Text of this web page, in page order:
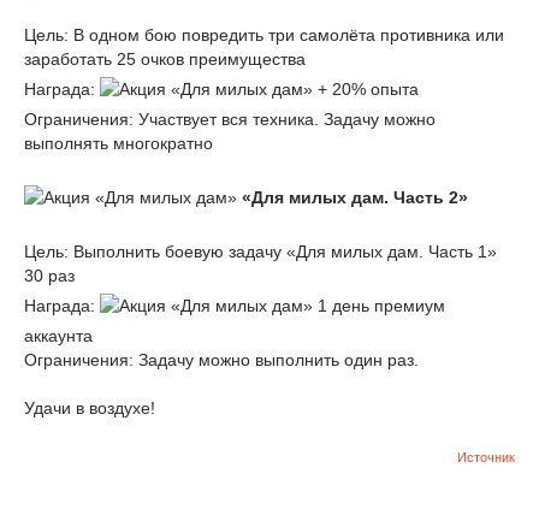
Цель: В одном бою повредить три самолёта противника или
заработать 25 очков преимущества
Награда:
+ 20% опыта
Ограничения: Участвует вся техника. Задачу можно
выполнять многократно
«Для милых дам. Часть 2»
Цель: Выполнить боевую задачу «Для милых дам. Часть 1»
30 раз
Награда:
1 день премиум
аккаунта
Ограничения: Задачу можно выполнить один раз.
Удачи в воздухе!
Источник